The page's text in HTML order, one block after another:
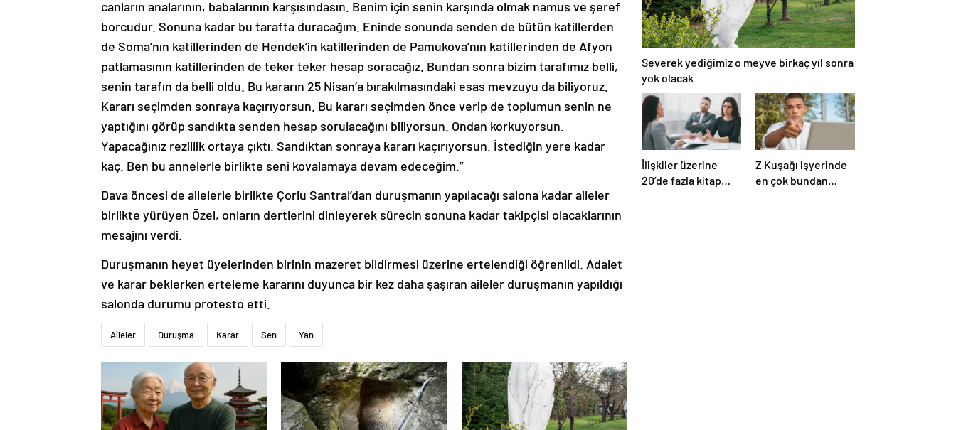
canların analarının, babalarının karşısındasın. Benim için senin karşında olmak namus ve şeref
borcudur. Sonuna kadar bu tarafta duracağım. Eninde sonunda senden de bütün katillerden
de Soma’nın katillerinden de Hendek’in katillerinden de Pamukova’nın katillerinden de Afyon
patlamasının katillerinden de teker teker hesap soracağız. Bundan sonra bizim tarafımız belli,
senin tarafın da belli oldu. Bu kararın 25 Nisan’a bırakılmasındaki esas mevzuyu da biliyoruz.
Kararı seçimden sonraya kaçırıyorsun. Bu kararı seçimden önce verip de toplumun senin ne
yaptığını görüp sandıkta senden hesap sorulacağını biliyorsun. Ondan korkuyorsun.
Yapacağınız rezillik ortaya çıktı. Sandıktan sonraya kararı kaçırıyorsun. İstediğin yere kadar
kaç. Ben bu annelerle birlikte seni kovalamaya devam edeceğim.”
Dava öncesi de ailelerle birlikte Çorlu Santral’dan duruşmanın yapılacağı salona kadar aileler
birlikte yürüyen Özel, onların dertlerini dinleyerek sürecin sonuna kadar takipçisi olacaklarının
mesajını verdi.
Duruşmanın heyet üyelerinden birinin mazeret bildirmesi üzerine ertelendiği öğrenildi. Adalet
ve karar beklerken erteleme kararını duyunca bir kez daha şaşıran aileler duruşmanın yapıldığı
salonda durumu protesto etti.
Aileler Duruşma Karar Sen Yan
Severek yediğimiz o meyve birkaç yıl sonra
yok olacak
İlişkiler üzerine
20’de fazla kitap
Z Kuşağı işyerinde
en çok bundan